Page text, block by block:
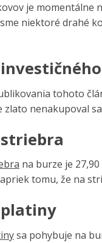
je momentálne
niektoré drahé
tohoto
zlato nenakupoval
na burze je
tomu, že na
platiny
sa pohybuje na